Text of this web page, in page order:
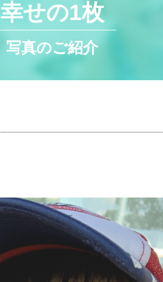
幸せの1枚
写真のご紹介